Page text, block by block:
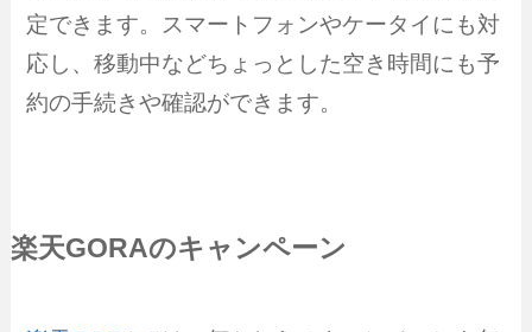
定できます。スマートフォンやケータイにも対
応し、移動中などちょっとした空き時間にも予
約の手続きや確認ができます。
楽天GORAのキャンペーン